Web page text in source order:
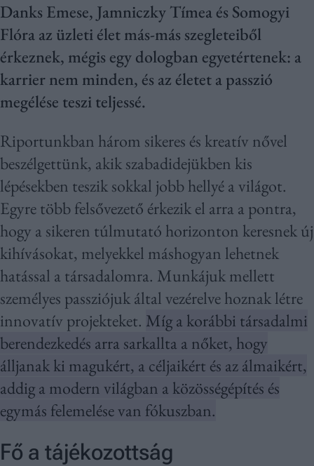
Danks Emese, Jamniczky Tímea és Somogyi
Flóra az üzleti élet más-más szegleteiből
érkeznek, mégis egy dologban egyetértenek: a
karrier nem minden, és az életet a passzió
megélése teszi teljessé.
Riportunkban három sikeres és kreatív nővel
beszélgettünk, akik szabadidejükben kis
lépésekben teszik sokkal jobb hellyé a világot.
Egyre több felsővezető érkezik el arra a pontra,
hogy a sikeren túlmutató horizonton keresnek új
kihívásokat, melyekkel máshogyan lehetnek
hatással a társadalomra. Munkájuk mellett
személyes passziójuk által vezérelve hoznak létre
innovatív projekteket. Míg a korábbi társadalmi
berendezkedés arra sarkallta a nőket, hogy
álljanak ki magukért, a céljaikért és az álmaikért,
addig a modern világban a közösségépítés és
egymás felemelése van fókuszban.
Fő a tájékozottság